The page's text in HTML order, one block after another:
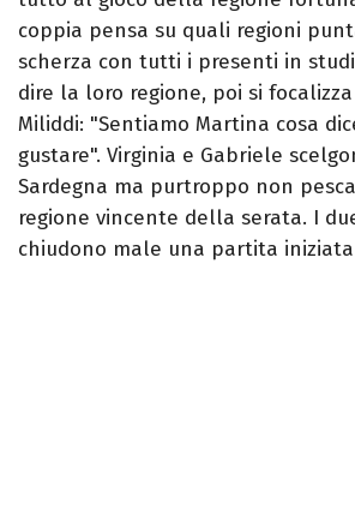
coppia pensa su quali regioni
scherza con tutti i presenti in
dire la loro regione, poi si
Miliddi: "Sentiamo Martina cosa
gustare". Virginia e Gabriele
Sardegna ma purtroppo non
regione vincente della serata. I
chiudono male una partita